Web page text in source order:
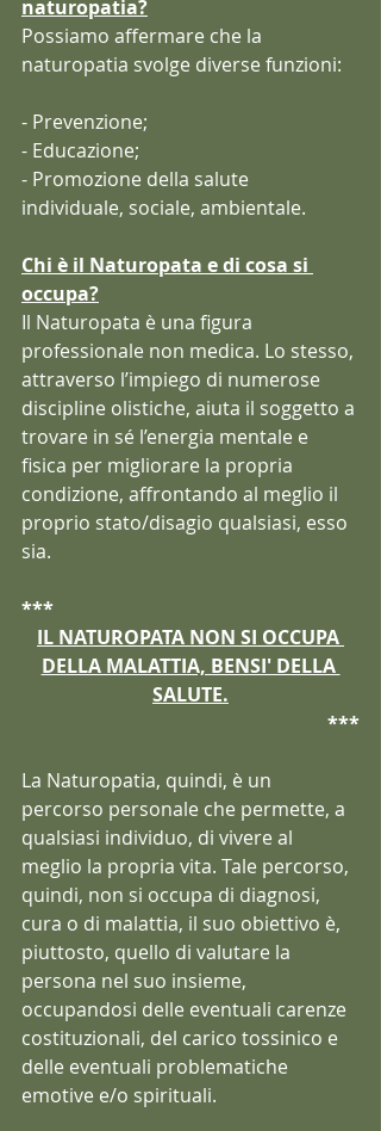
naturopatia?
Possiamo affermare che la
naturopatia svolge diverse funzioni:
- Prevenzione;
- Educazione;
- Promozione della salute
individuale, sociale, ambientale.
Chi è il Naturopata e di cosa si
occupa?
Il Naturopata è una figura
professionale non medica. Lo stesso,
attraverso l’impiego di numerose
discipline olistiche, aiuta il soggetto a
trovare in sé l’energia mentale e
fisica per migliorare la propria
condizione, affrontando al meglio il
proprio stato/disagio qualsiasi, esso
sia.
***
IL NATUROPATA NON SI OCCUPA
DELLA MALATTIA, BENSI' DELLA
SALUTE.
***
La Naturopatia, quindi, è un
percorso personale che permette, a
qualsiasi individuo, di vivere al
meglio la propria vita. Tale percorso,
quindi, non si occupa di diagnosi,
cura o di malattia, il suo obiettivo è,
piuttosto, quello di valutare la
persona nel suo insieme,
occupandosi delle eventuali carenze
costituzionali, del carico tossinico e
delle eventuali problematiche
emotive e/o spirituali.